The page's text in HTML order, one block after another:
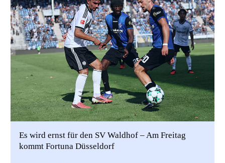
Es wird ernst für den SV Waldhof – Am Freitag
kommt Fortuna Düsseldorf